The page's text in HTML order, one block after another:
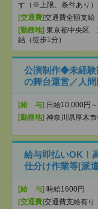
す（※上限、条件あり）
[交通費]交通費全額支給
[勤務地] 東京都中央区
結（徒歩1分）
公演制作◆未経験
の舞台運営／人
[給 与] 日給10,000円
[勤務地] 神奈川県厚木
給与即払いOK！
仕分け作業等[派
[給 与] 時給1600円
[交通費]交通費支給有り